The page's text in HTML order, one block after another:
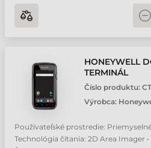
HONEYWELL
TERMINÁL
Číslo produktu:
Výrobca:
Používateľské prostredie:
Technológia čítania: 2D Area Imager